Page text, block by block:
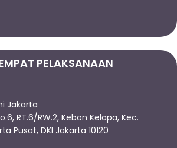
PELAKSANAAN
Jakarta
RT.6/RW.2, Kebon Kelapa, Kec.
Pusat, DKI Jakarta 10120